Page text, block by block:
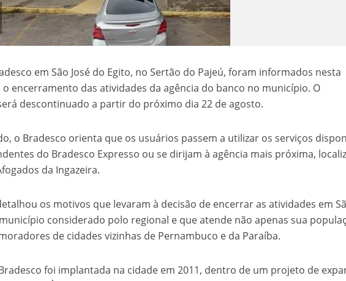
em São José do Egito, no Sertão do Pajeú, foram informados nesta
encerramento das atividades da agência do banco no município. O
descontinuado a partir do próximo dia 22 de agosto.
o Bradesco orienta que os usuários passem a utilizar os serviços
do Bradesco Expresso ou se dirijam à agência mais próxima,
da Ingazeira.
os motivos que levaram à decisão de encerrar as atividades em
considerado polo regional e que atende não apenas sua
de cidades vizinhas de Pernambuco e da Paraíba.
foi implantada na cidade em 2011, dentro de um projeto de